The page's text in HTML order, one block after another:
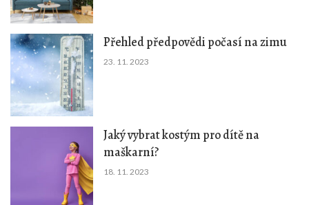
Přehled předpovědi počasí na zimu
23. 11. 2023
Jaký vybrat kostým pro dítě na
maškarní?
18. 11. 2023